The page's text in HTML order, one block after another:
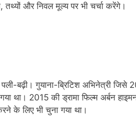
तथ्यों और निवल मूल्य पर भी चर्चा करेंगे।
बढ़ी। गुयाना-ब्रिटिश अभिनेत्री जिसे
था। 2015 की ड्रामा फिल्म अर्बन
के लिए भी चुना गया था।